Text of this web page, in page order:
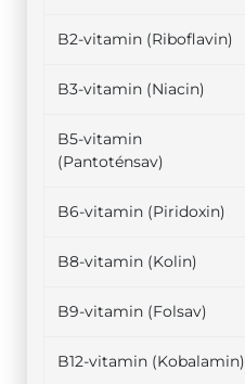
B2-vitamin (Riboflavin)
B3-vitamin (Niacin)
B5-vitamin
(Pantoténsav)
B6-vitamin (Piridoxin)
B8-vitamin (Kolin)
B9-vitamin (Folsav)
B12-vitamin (Kobalamin)